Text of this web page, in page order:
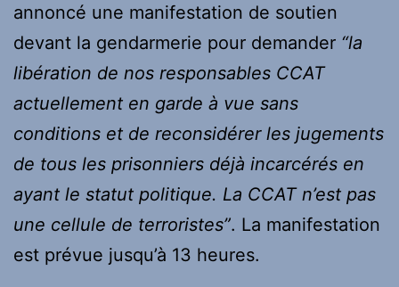
annoncé une manifestation de soutien
devant la gendarmerie pour demander “la
libération de nos responsables CCAT
actuellement en garde à vue sans
conditions et de reconsidérer les jugements
de tous les prisonniers déjà incarcérés en
ayant le statut politique. La CCAT n’est pas
une cellule de terroristes”. La manifestation
est prévue jusqu’à 13 heures.